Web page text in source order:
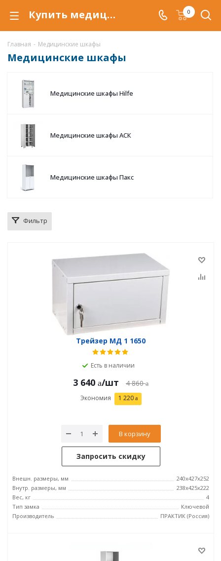
Купить медицинский шкаф в Уфе, медицинские металлические шкафы по низкой цене c доставкой. 0
Главная - Медицинские шкафы
Медицинские шкафы
Медицинские шкафы Hilfe
Медицинские шкафы АСК
Медицинские шкафы Пакс
Фильтр
Трейзер МД 1 1650
Есть в наличии
3 640 /шт 4 860
Экономия 1 220
В корзину
Запросить скидку
Внешн. размеры, мм
240x427x252
Внутр. размеры, мм
238х425х222
Вес, кг
4
Тип замка
Ключевой
Производитель
ПРАКТИК (Россия)